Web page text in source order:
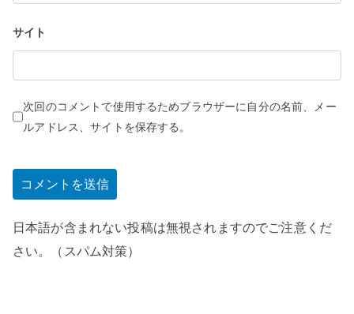
サイト
次回のコメントで使用するためブラウザーに自分の名前、メー
ルアドレス、サイトを保存する。
日本語が含まれない投稿は無視されますのでご注意くだ
さい。（スパム対策）